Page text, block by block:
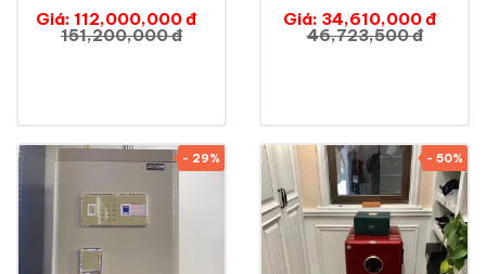
Giá: 112,000,000 đ
151,200,000 đ
Giá: 34,610,000 đ
46,723,500 đ
- 29% - 50%